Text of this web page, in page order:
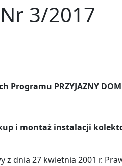
3/2017
Programu PRZYJAZNY DOM
i montaż instalacji
z dnia 27 kwietnia 2001 r.